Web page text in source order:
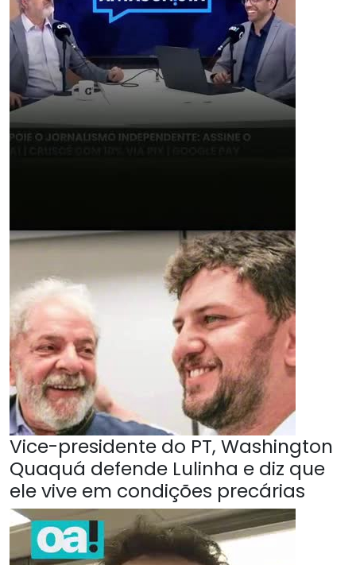
Vice-presidente do PT, Washington
Quaquá defende Lulinha e diz que
ele vive em condições precárias